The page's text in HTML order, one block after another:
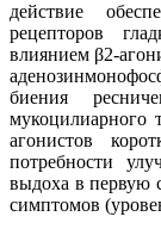
действие
рецепторов
влиянием β2-
биения
мукоцилиарного
агонистов
потребности
выдоха в первую
симптомов